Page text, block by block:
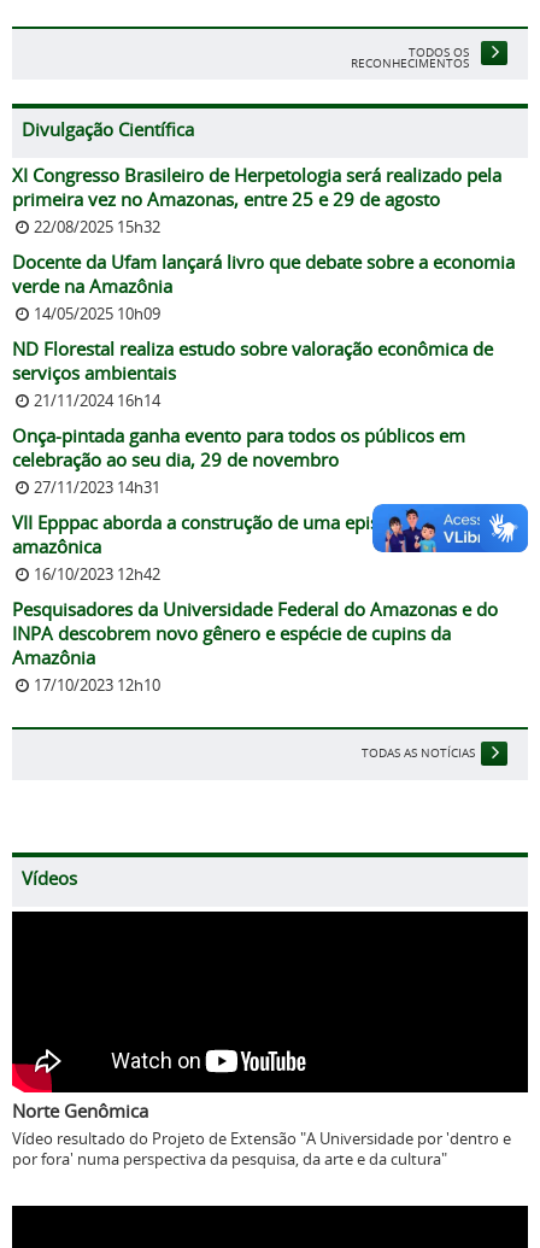
TODOS OS
RECONHECIMENTOS
Divulgação Científica
XI Congresso Brasileiro de Herpetologia será realizado pela
primeira vez no Amazonas, entre 25 e 29 de agosto
22/08/2025 15h32
Docente da Ufam lançará livro que debate sobre a economia
verde na Amazônia
14/05/2025 10h09
ND Florestal realiza estudo sobre valoração econômica de
serviços ambientais
21/11/2024 16h14
Onça-pintada ganha evento para todos os públicos em
celebração ao seu dia, 29 de novembro
27/11/2023 14h31
VII Epppac aborda a construção de uma epistemologia
amazônica
16/10/2023 12h42
Pesquisadores da Universidade Federal do Amazonas e do
INPA descobrem novo gênero e espécie de cupins da
Amazônia
17/10/2023 12h10
TODAS AS NOTÍCIAS
Vídeos
Norte Genômica
Vídeo resultado do Projeto de Extensão "A Universidade por 'dentro e
por fora' numa perspectiva da pesquisa, da arte e da cultura"